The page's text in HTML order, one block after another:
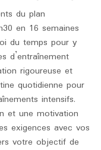
du plan
en 16 semaines
du temps pour y
d’entraînement
rigoureuse et
quotidienne pour
intensifs.
et une motivation
exigences avec vos
votre objectif de